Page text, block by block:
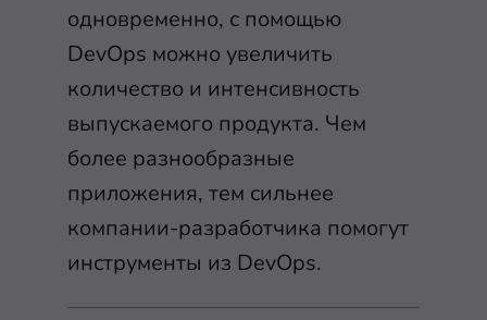
одновременно, с помощью
DevOps можно увеличить
количество и интенсивность
выпускаемого продукта. Чем
более разнообразные
приложения, тем сильнее
компании-разработчика помогут
инструменты из DevOps.